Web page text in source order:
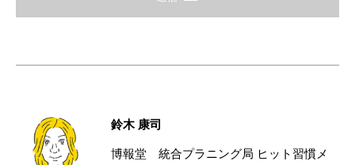
鈴木 康司
博報堂 統合プラニング局 ヒット習慣メ